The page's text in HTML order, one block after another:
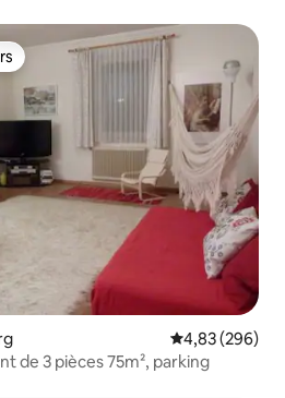
Note
4,83 (296)
de 3 pièces 75m², parking